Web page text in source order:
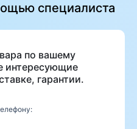
специалиста
по вашему
интересующие
гарантии.